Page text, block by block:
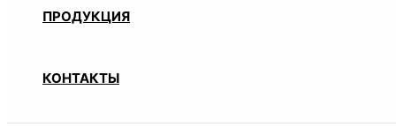
ПРОДУКЦИЯ
КОНТАКТЫ